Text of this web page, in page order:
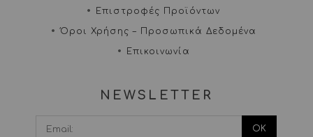
Επιστροφές Προϊόντων
Όροι Χρήσης – Προσωπικά Δεδομένα
Επικοινωνία
NEWSLETTER